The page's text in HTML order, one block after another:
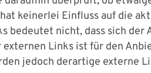
keinerlei Einfluss auf die
bedeutet nicht, dass sich
Links ist für den
jedoch derartige externe